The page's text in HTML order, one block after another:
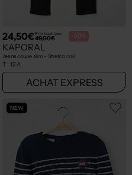
24,50€Prix boutique :
49,00€ -50%
KAPORAL
Jeans coupe slim - Stretch noir
T : 12 A
ACHAT EXPRESS
NEW